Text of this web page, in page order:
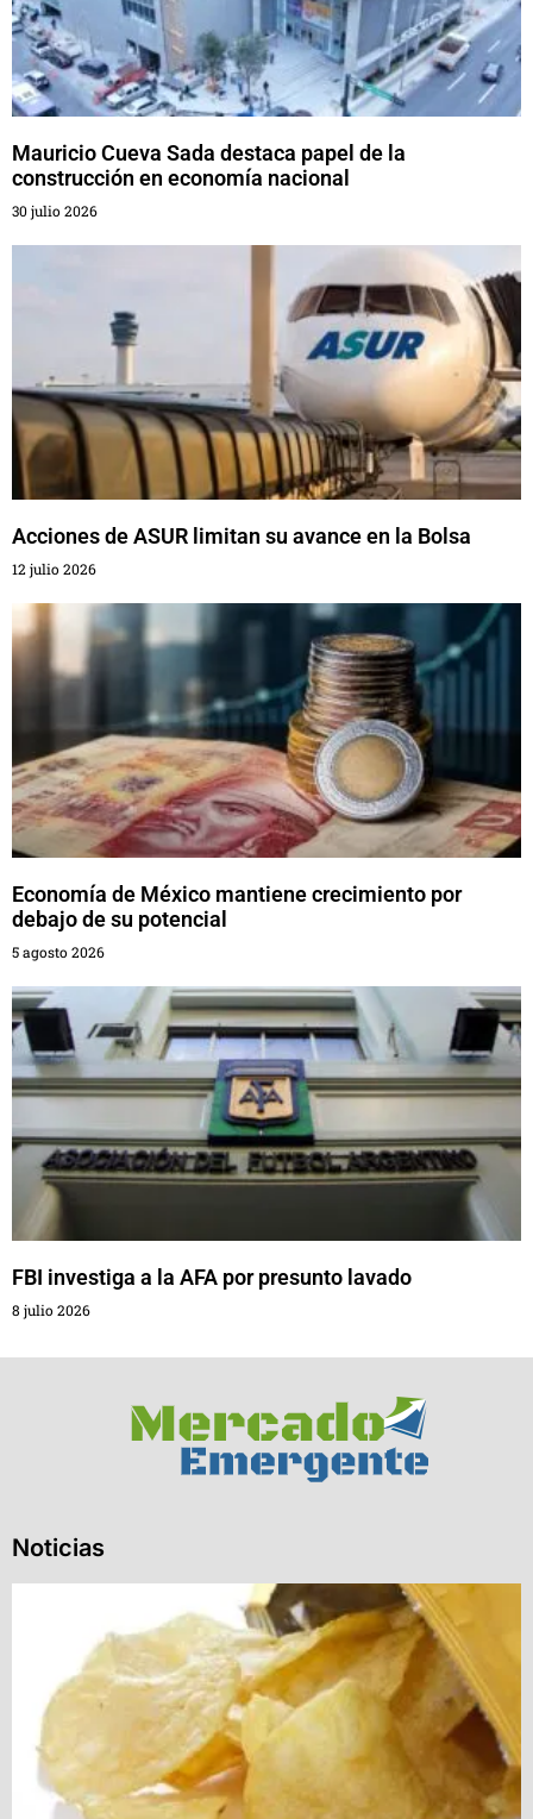
Mauricio Cueva Sada destaca papel de la
construcción en economía nacional
30 julio 2026
Acciones de ASUR limitan su avance en la Bolsa
12 julio 2026
Economía de México mantiene crecimiento por
debajo de su potencial
5 agosto 2026
FBI investiga a la AFA por presunto lavado
8 julio 2026
Noticias